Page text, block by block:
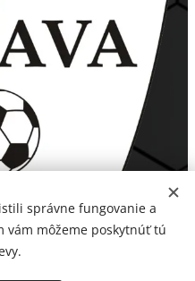
správne fungovanie a
vám môžeme poskytnúť tú